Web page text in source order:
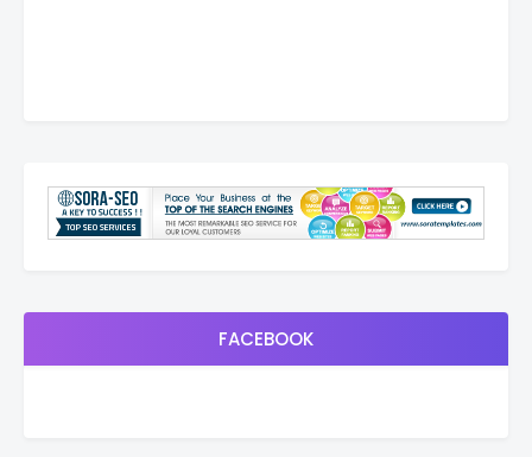
FACEBOOK